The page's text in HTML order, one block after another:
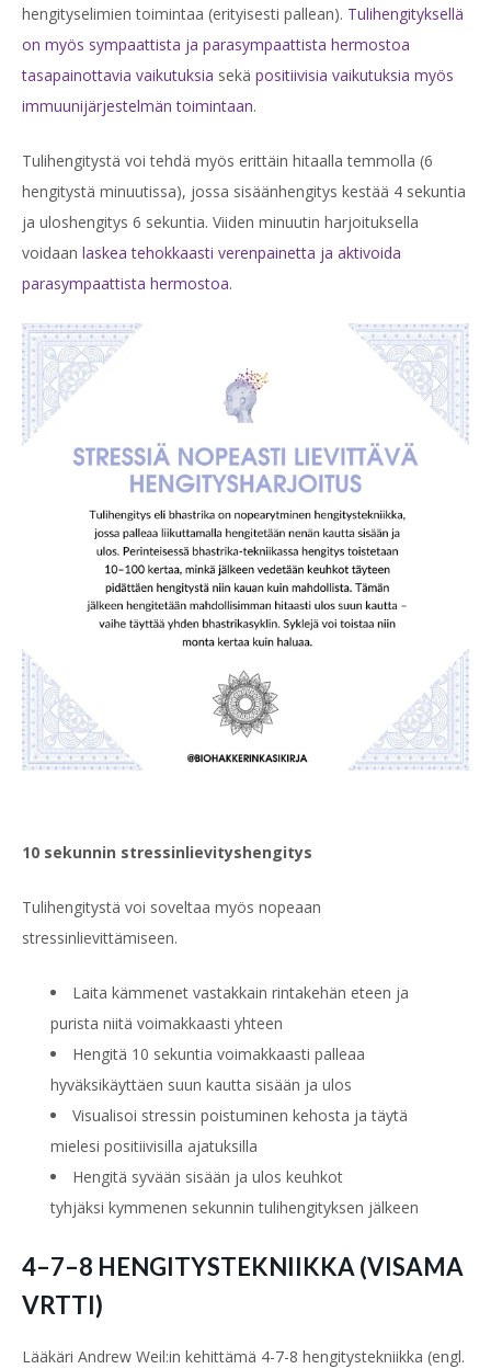
hengityselimien toimintaa (erityisesti pallean). Tulihengityksellä
on myös sympaattista ja parasympaattista hermostoa
tasapainottavia vaikutuksia sekä positiivisia vaikutuksia myös
immuunijärjestelmän toimintaan.
Tulihengitystä voi tehdä myös erittäin hitaalla temmolla (6
hengitystä minuutissa), jossa sisäänhengitys kestää 4 sekuntia
ja uloshengitys 6 sekuntia. Viiden minuutin harjoituksella
voidaan laskea tehokkaasti verenpainetta ja aktivoida
parasympaattista hermostoa.
10 sekunnin stressinlievityshengitys
Tulihengitystä voi soveltaa myös nopeaan
stressinlievittämiseen.
Laita kämmenet vastakkain rintakehän eteen ja
purista niitä voimakkaasti yhteen
Hengitä 10 sekuntia voimakkaasti palleaa
hyväksikäyttäen suun kautta sisään ja ulos
Visualisoi stressin poistuminen kehosta ja täytä
mielesi positiivisilla ajatuksilla
Hengitä syvään sisään ja ulos keuhkot
tyhjäksi kymmenen sekunnin tulihengityksen jälkeen
4–7–8 HENGITYSTEKNIIKKA (VISAMA
VRTTI)
Lääkäri Andrew Weil:in kehittämä 4-7-8 hengitystekniikka (engl.